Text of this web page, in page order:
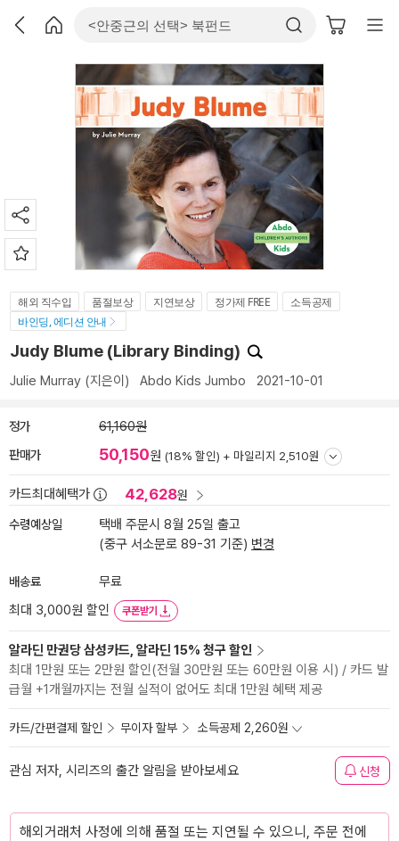
해외 직수입 품절보상 지연보상 정가제 FREE
소득공제
바인딩, 에디션 안내
Judy Blume (Library Binding)
Julie Murray (지은이) Abdo Kids Jumbo 2021-10-01
정가 61,160원
판매가 50,150원 (18% 할인) + 마일리지 2,510원
카드최대혜택가 42,628원
수령예상일
택배 주문시 8월 25일 출고
(중구 서소문로 89-31 기준) 변경
배송료
무료
최대 3,000원 할인
쿠폰받기
알라딘 만권당 삼성카드, 알라딘 15% 청구 할인
최대 1만원 또는 2만원 할인(전월 30만원 또는 60만원 이용 시) / 카드 발
급월 +1개월까지는 전월 실적이 없어도 최대 1만원 혜택 제공
카드/간편결제 할인 무이자 할부 소득공제 2,260원
관심 저자, 시리즈의 출간 알림을 받아보세요 신청
해외거래처 사정에 의해 품절 또는 지연될 수 있으니, 주문 전에